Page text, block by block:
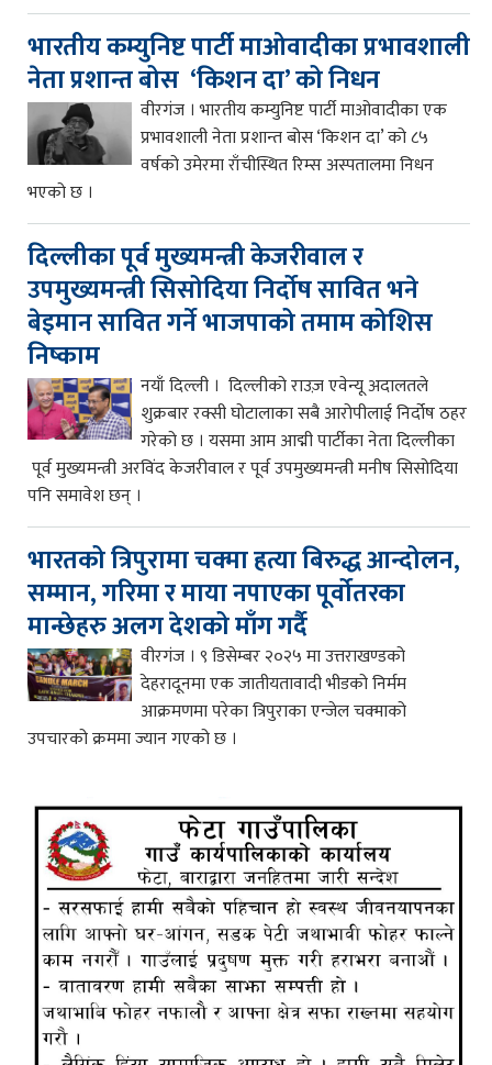
भारतीय कम्युनिष्ट पार्टी माओवादीका प्रभावशाली
नेता प्रशान्त बोस ‘किशन दा’ को निधन
वीरगंज । भारतीय कम्युनिष्ट पार्टी माओवादीका एक
प्रभावशाली नेता प्रशान्त बोस ‘किशन दा’ को ८५
वर्षको उमेरमा राँचीस्थित रिम्स अस्पतालमा निधन
भएको छ ।
दिल्लीका पूर्व मुख्यमन्त्री केजरीवाल र
उपमुख्यमन्त्री सिसोदिया निर्दोष सावित भने
बेइमान सावित गर्ने भाजपाको तमाम कोशिस
निष्काम
नयाँ दिल्ली । दिल्लीको राउज़ एवेन्यू अदालतले
शुक्रबार रक्सी घोटालाका सबै आरोपीलाई निर्दोष ठहर
गरेको छ । यसमा आम आद्मी पार्टीका नेता दिल्लीका
पूर्व मुख्यमन्त्री अरविंद केजरीवाल र पूर्व उपमुख्यमन्त्री मनीष सिसोदिया
पनि समावेश छन् ।
भारतको त्रिपुरामा चक्मा हत्या बिरुद्ध आन्दोलन,
सम्मान, गरिमा र माया नपाएका पूर्वोतरका
मान्छेहरु अलग देशको माँग गर्दै
वीरगंज । ९ डिसेम्बर २०२५ मा उत्तराखण्डको
देहरादूनमा एक जातीयतावादी भीडको निर्मम
आक्रमणमा परेका त्रिपुराका एन्जेल चक्माको
उपचारको क्रममा ज्यान गएको छ ।